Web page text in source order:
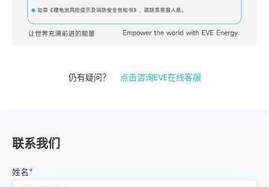
仍有疑问？ 点击咨询EVE在线客服
联系我们
姓名*